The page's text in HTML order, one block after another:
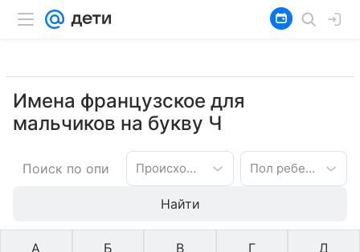
Имена французское для
мальчиков на букву Ч
Происхождение имени Пол ребенка
Найти
А Б В Г Д